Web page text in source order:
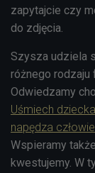
zapytajcie czy
do zdjęcia.
Szysza udziela
różnego rodzaju
Odwiedzamy
Uśmiech
napędza
Wspieramy
kwestujemy. W